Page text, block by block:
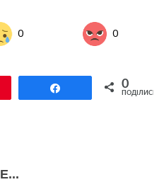
0 0
Поділитися0
ПОДІЛИСЬ